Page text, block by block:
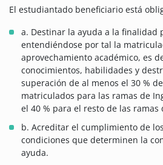
El estudiantado beneficiario está
a. Destinar la ayuda a la finalidad
entendiéndose por tal la
aprovechamiento académico, es
conocimientos, habilidades y
superación de al menos el 30 %
matriculados para las ramas de
el 40 % para el resto de las ramas
b. Acreditar el cumplimiento de
condiciones que determinen la
ayuda.